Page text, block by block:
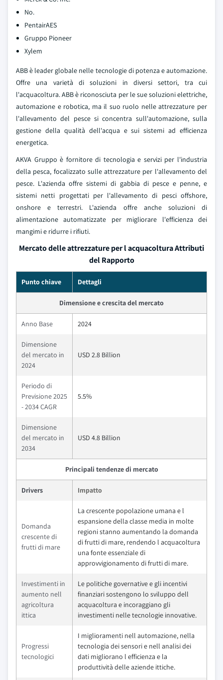
No.
PentairAES
Gruppo Pioneer
Xylem
ABB è leader globale nelle tecnologie di potenza e automazione.
Offre una varietà di soluzioni in diversi settori, tra cui
l'acquacoltura. ABB è riconosciuta per le sue soluzioni elettriche,
automazione e robotica, ma il suo ruolo nelle attrezzature per
l'allevamento del pesce si concentra sull'automazione, sulla
gestione della qualità dell'acqua e sui sistemi ad efficienza
energetica.
AKVA Gruppo è fornitore di tecnologia e servizi per l'industria
della pesca, focalizzato sulle attrezzature per l'allevamento del
pesce. L'azienda offre sistemi di gabbia di pesce e penne, e
sistemi netti progettati per l'allevamento di pesci offshore,
onshore e terrestri. L'azienda offre anche soluzioni di
alimentazione automatizzate per migliorare l'efficienza dei
mangimi e ridurre i rifiuti.
Mercato delle attrezzature per l acquacoltura Attributi
del Rapporto
Punto chiave Dettagli
Dimensione e crescita del mercato
Anno Base 2024
Dimensione
del mercato in
2024
USD 2.8 Billion
Periodo di
Previsione 2025
- 2034 CAGR
5.5%
Dimensione
del mercato in
2034
USD 4.8 Billion
Principali tendenze di mercato
Drivers Impatto
Domanda
crescente di
frutti di mare
La crescente popolazione umana e l
espansione della classe media in molte
regioni stanno aumentando la domanda
di frutti di mare, rendendo l acquacoltura
una fonte essenziale di
approvvigionamento di frutti di mare.
Investimenti in
aumento nell
agricoltura
ittica
Le politiche governative e gli incentivi
finanziari sostengono lo sviluppo dell
acquacoltura e incoraggiano gli
investimenti nelle tecnologie innovative.
Progressi
tecnologici
I miglioramenti nell automazione, nella
tecnologia dei sensori e nell analisi dei
dati migliorano l efficienza e la
produttività delle aziende ittiche.